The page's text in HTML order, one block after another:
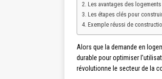
Les avantages des
Les étapes clés pour
Exemple réussi de
Alors que la demande en
durable pour optimiser
révolutionne le secteur de la